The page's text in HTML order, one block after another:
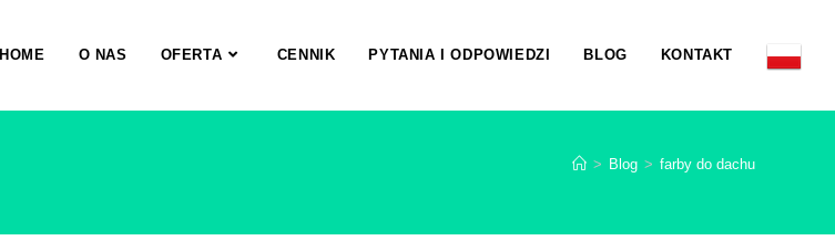
HOME O NAS OFERTA CENNIK PYTANIA I ODPOWIEDZI BLOG KONTAKT
> Blog > farby do dachu